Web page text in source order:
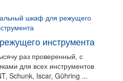
инструмента
раз проверенный, с
для всех инструментов
Schunk, Iscar, Gühring ...